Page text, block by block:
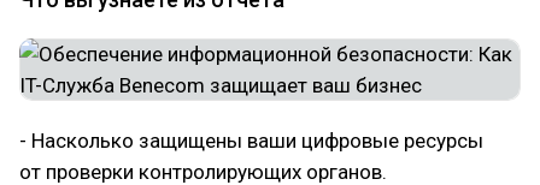
- Насколько защищены ваши цифровые ресурсы
от проверки контролирующих органов.